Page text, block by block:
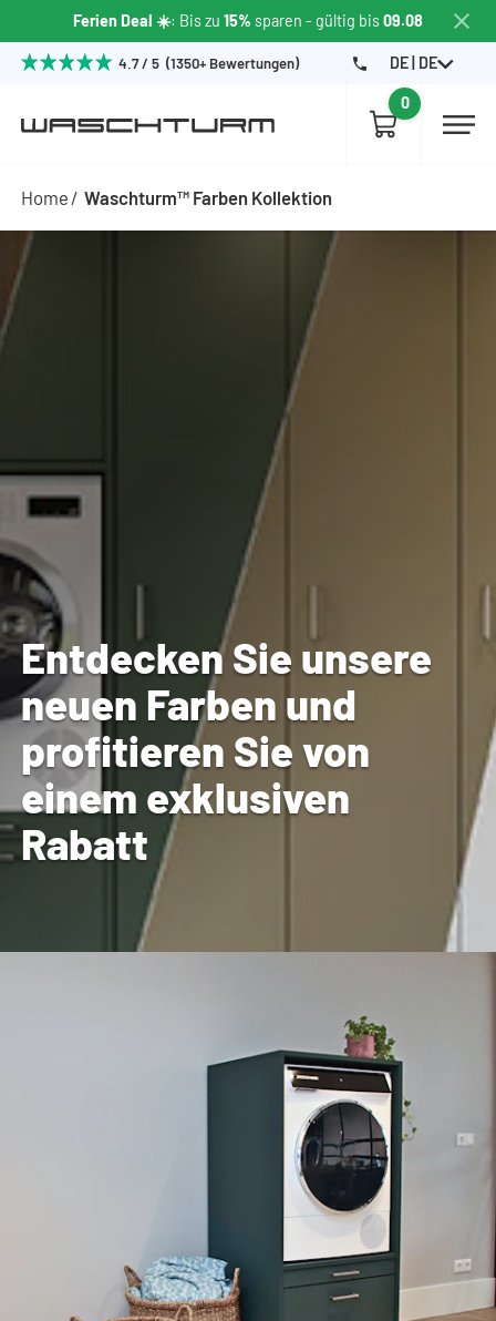
Ferien Deal ☀️: Bis zu 15% sparen - gültig bis09.08
4.7 / 5 (1350+ Bewertungen) DE | DE
0
Home Waschturm™ Farben Kollektion
Entdecken Sie unsere
neuen Farben und
profitieren Sie von
einem exklusiven
Rabatt